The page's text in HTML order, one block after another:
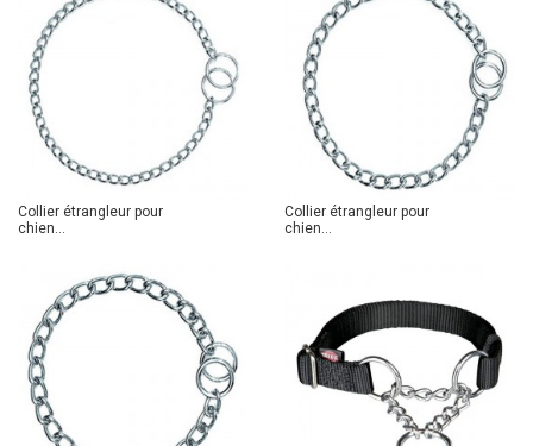
Collier étrangleur pour
chien...
Collier étrangleur pour
chien...